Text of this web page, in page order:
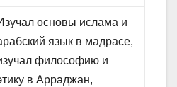
основы ислама и
язык в мадрасе,
философию и
в Арраджан,